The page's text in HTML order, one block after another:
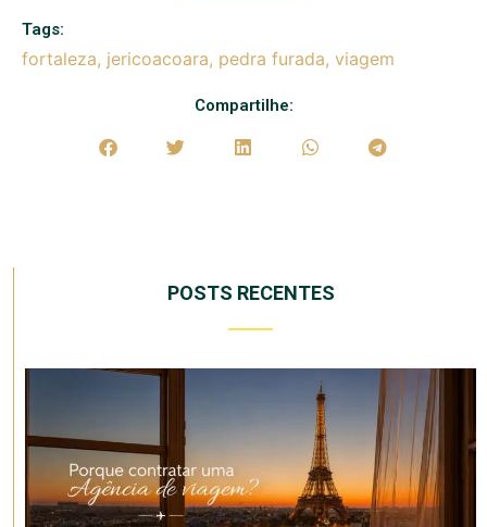
Tags:
fortaleza, jericoacoara, pedra furada, viagem
Compartilhe:
POSTS RECENTES